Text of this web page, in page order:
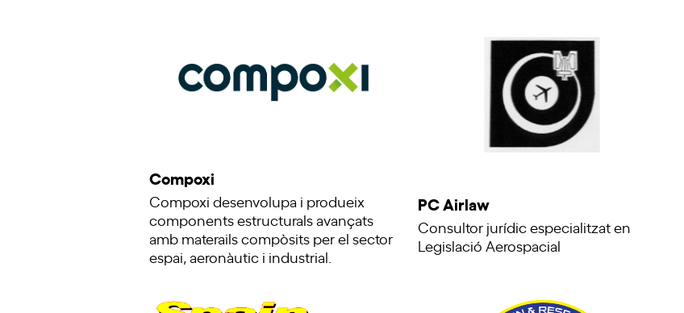
Compoxi
Compoxi desenvolupa i produeix
components estructurals avançats
amb materails compòsits per el sector
espai, aeronàutic i industrial.
PC Airlaw
Consultor jurídic especialitzat en
Legislació Aerospacial